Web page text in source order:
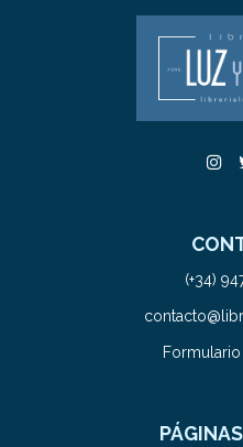
(+34)